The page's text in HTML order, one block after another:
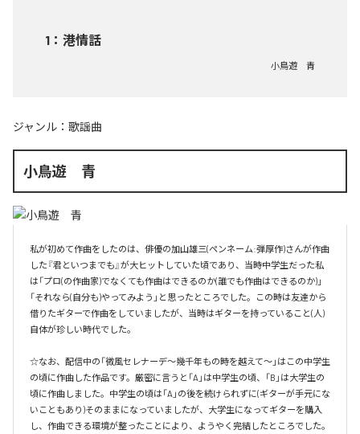
1 ： 港情話
小鳥遊 青
ジャンル： 歌謡曲
小鳥遊 青
私が初めて作曲をしたのは、俳優の加山雄三(ペンネーム:弾厚作)さんが作曲
した『君といつまでも』が大ヒットしていた頃であり、当時中学生だった私
は「プロ(の作曲家)でなくても作曲はできるのか(誰でも作曲はできるのか)」
「それなら(自分も)やってみよう」と思ったところでした。この時は友達から
借りたギターで作曲をしていましたが、当時はギターを持っていること(人)
自体が珍しい時代でした。
☆なお、配信中の「微風セレナーデ～幾千年もの時を越えて～」はこの中学生
の頃に作曲した作品です。厳密に言うと「A」は中学生の頃、「B」は大学生の
頃に作曲しました。中学生の頃は「A」の後を続けられずに(ギターが手元にな
いこともあり)そのままになっていましたが、大学生になってギターを購入
し、作曲できる環境が整ったことにより、ようやく完結したところでした。